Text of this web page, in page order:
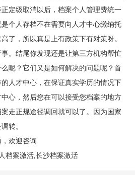
定级取消以后，档案个人管理费统一
个人存档不在需要向人才中心缴纳托
了，所以真是上有政策下有对策呀。
。结尾你发现还是让第三方机构帮忙
呢？它们又是如何解决的问题呢？首
人才中心，在保证真实学历的情况下
心，然后您在可以接受您档案的地方
走正规途径调回就可以了。因为国家
转。
欢迎咨询
档案激活,长沙档案激活